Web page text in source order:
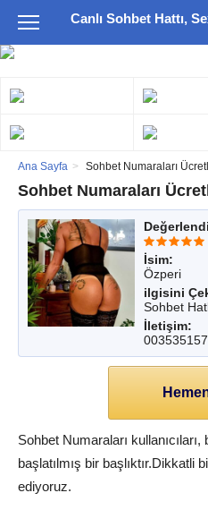
Canlı Sohbet Hattı,
Ana Sayfa Sohbet Numaraları
Sohbet Numaraları
İsim:
Özperi
ilgisini
Sohbet
İletişim:
Sohbet Numaraları
başlatılmış bir başlıktır.Dikkatli
ediyoruz.